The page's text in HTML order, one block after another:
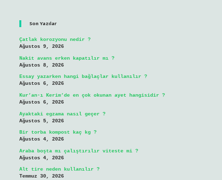
Son Yazılar
Çatlak korozyonu nedir ?
Ağustos 9, 2026
Nakit avans erken kapatılır mı ?
Ağustos 8, 2026
Essay yazarken hangi bağlaçlar kullanılır ?
Ağustos 6, 2026
Kur’an-ı Kerim’de en çok okunan ayet hangisidir ?
Ağustos 6, 2026
Ayaktaki egzama nasıl geçer ?
Ağustos 5, 2026
Bir torba kompost kaç kg ?
Ağustos 4, 2026
Araba boşta mı çalıştırılır viteste mi ?
Ağustos 4, 2026
Alt tire neden kullanılır ?
Temmuz 30, 2026